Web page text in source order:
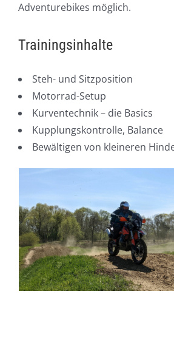
Adventurebikes möglich.
Trainingsinhalte
Steh- und Sitzposition
Motorrad-Setup
Kurventechnik – die Basics
Kupplungskontrolle, Balance
Bewältigen von kleineren